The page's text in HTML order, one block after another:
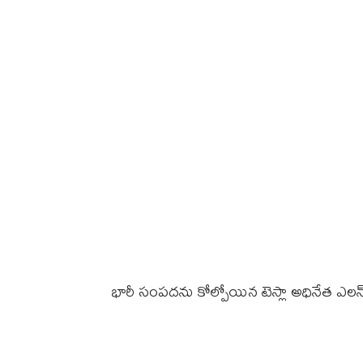
భారీ సంపదను కోల్పోయిన టెస్లా అధినేత